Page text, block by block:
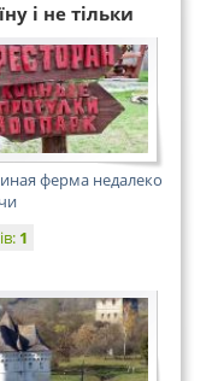
і не тільки
ферма недалеко
1